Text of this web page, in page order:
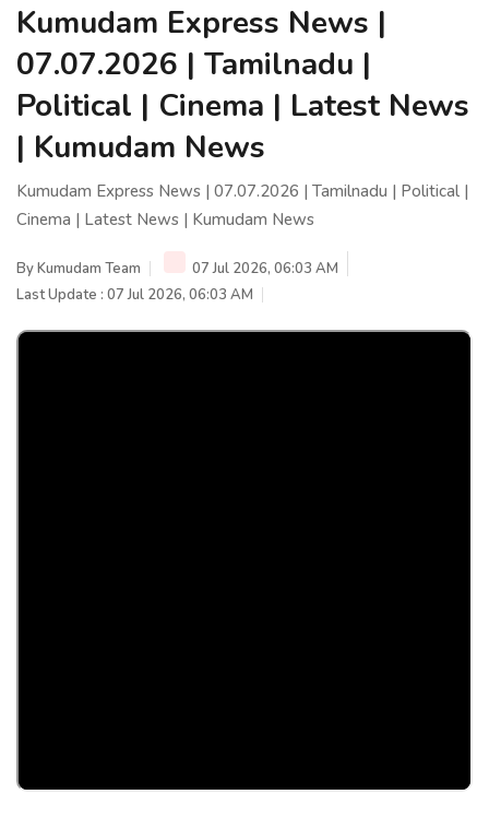
Kumudam Express News |
07.07.2026 | Tamilnadu |
Political | Cinema | Latest News
| Kumudam News
Kumudam Express News | 07.07.2026 | Tamilnadu | Political |
Cinema | Latest News | Kumudam News
ByKumudam Team
07 Jul 2026, 06:03 AM
Last Update : 07 Jul 2026, 06:03 AM